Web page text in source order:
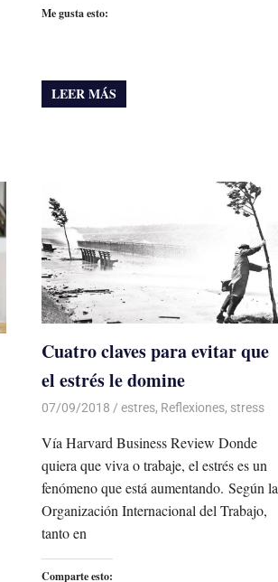
Me gusta esto:
LEER MÁS
Cuatro claves para evitar que
el estrés le domine
07/09/2018 De todo un Poco
estres, Reflexiones, stress
Vía Harvard Business Review Donde
quiera que viva o trabaje, el estrés es un
fenómeno que está aumentando. Según la
Organización Internacional del Trabajo,
tanto en
Comparte esto: